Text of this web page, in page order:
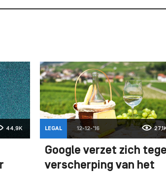
44,9K LEGAL 12-12-'16
Google verzet zich
verscherping van het